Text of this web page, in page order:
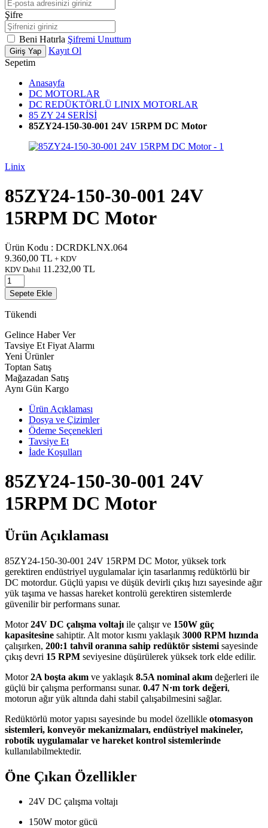
Şifre
Beni Hatırla Şifremi Unuttum
Giriş Yap
Kayıt Ol
Sepetim
Anasayfa
DC MOTORLAR
DC REDÜKTÖRLÜ LINIX MOTORLAR
85 ZY 24 SERİSİ
85ZY24-150-30-001 24V 15RPM DC Motor
Linix
85ZY24-150-30-001 24V
15RPM DC Motor
Ürün Kodu : DCRDKLNX.064
9.360,00 TL + KDV
KDV Dahil 11.232,00 TL
Sepete Ekle
Tükendi
Gelince Haber Ver
Tavsiye Et Fiyat Alarmı
Yeni Ürünler
Toptan Satış
Mağazadan Satış
Aynı Gün Kargo
Ürün Açıklaması
Dosya ve Çizimler
Ödeme Seçenekleri
Tavsiye Et
İade Koşulları
85ZY24-150-30-001 24V
15RPM DC Motor
Ürün Açıklaması
85ZY24-150-30-001 24V 15RPM DC Motor, yüksek tork
gerektiren endüstriyel uygulamalar için tasarlanmış redüktörlü bir
DC motordur. Güçlü yapısı ve düşük devirli çıkış hızı sayesinde ağır
yük taşıma ve hassas hareket kontrolü gerektiren sistemlerde
güvenilir bir performans sunar.
Motor24V DC çalışma voltajı ile çalışır ve 150W güç
kapasitesine sahiptir. Alt motor kısmı yaklaşık 3000 RPM hızında
çalışırken, 200:1 tahvil oranına sahip redüktör sistemi sayesinde
çıkış devri 15 RPM seviyesine düşürülerek yüksek tork elde edilir.
Motor2A boşta akım ve yaklaşık 8.5A nominal akım değerleri ile
güçlü bir çalışma performansı sunar. 0.47 N·m tork değeri,
motorun ağır yük altında dahi stabil çalışabilmesini sağlar.
Redüktörlü motor yapısı sayesinde bu model özellikle otomasyon
sistemleri, konveyör mekanizmaları, endüstriyel makineler,
robotik uygulamalar ve hareket kontrol sistemlerinde
kullanılabilmektedir.
Öne Çıkan Özellikler
24V DC çalışma voltajı
150W motor gücü